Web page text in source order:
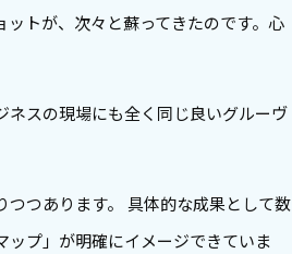
トが、次々と蘇ってきたのです。心
ネスの現場にも全く同じ良いグルーヴ
つあります。 具体的な成果として数
プ」が明確にイメージできていま